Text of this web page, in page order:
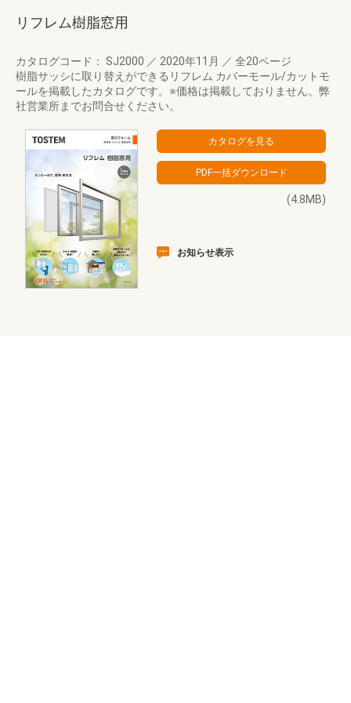
リフレム樹脂窓用
カタログコード： SJ2000 ／ 2020年11月 ／ 全20ページ
樹脂サッシに取り替えができるリフレム カバーモール/カットモ
ールを掲載したカタログです。※価格は掲載しておりません。弊
社営業所までお問合せください。
(4.8MB)
お知らせ表示